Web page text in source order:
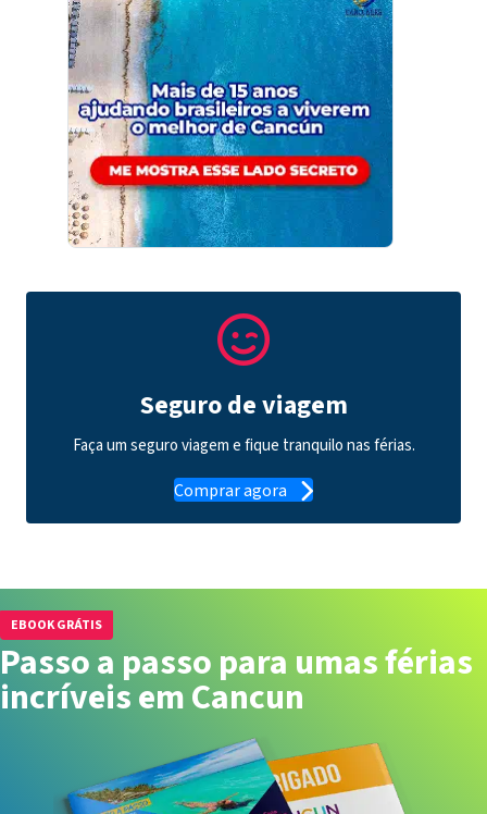
Seguro de viagem
Faça um seguro viagem e fique tranquilo nas férias.
Comprar agora
EBOOK GRÁTIS
Passo a passo para umas férias
incríveis em Cancun